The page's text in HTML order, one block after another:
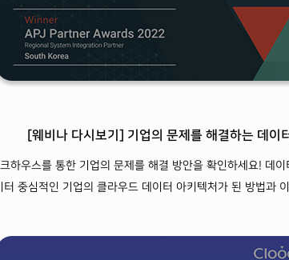
[웨비나 다시보기] 기업의 문제를 해결하는 데이
하우스를 통한 기업의 문제를 해결 방안을 확인하세요! 데
터 중심적인 기업의 클라우드 데이터 아키텍처가 된 방법과